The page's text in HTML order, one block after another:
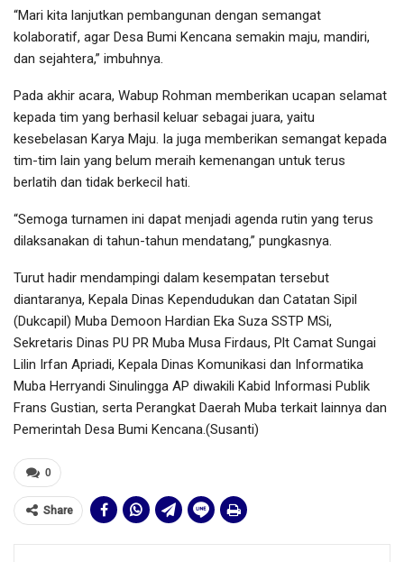
“Mari kita lanjutkan pembangunan dengan semangat
kolaboratif, agar Desa Bumi Kencana semakin maju, mandiri,
dan sejahtera,” imbuhnya.
Pada akhir acara, Wabup Rohman memberikan ucapan selamat
kepada tim yang berhasil keluar sebagai juara, yaitu
kesebelasan Karya Maju. Ia juga memberikan semangat kepada
tim-tim lain yang belum meraih kemenangan untuk terus
berlatih dan tidak berkecil hati.
“Semoga turnamen ini dapat menjadi agenda rutin yang terus
dilaksanakan di tahun-tahun mendatang,” pungkasnya.
Turut hadir mendampingi dalam kesempatan tersebut
diantaranya, Kepala Dinas Kependudukan dan Catatan Sipil
(Dukcapil) Muba Demoon Hardian Eka Suza SSTP MSi,
Sekretaris Dinas PU PR Muba Musa Firdaus, Plt Camat Sungai
Lilin Irfan Apriadi, Kepala Dinas Komunikasi dan Informatika
Muba Herryandi Sinulingga AP diwakili Kabid Informasi Publik
Frans Gustian, serta Perangkat Daerah Muba terkait lainnya dan
Pemerintah Desa Bumi Kencana.(Susanti)
0
Share